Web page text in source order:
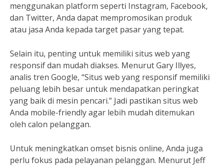
menggunakan platform seperti Instagram, Facebook,
dan Twitter, Anda dapat mempromosikan produk
atau jasa Anda kepada target pasar yang tepat.
Selain itu, penting untuk memiliki situs web yang
responsif dan mudah diakses. Menurut Gary Illyes,
analis tren Google, “Situs web yang responsif memiliki
peluang lebih besar untuk mendapatkan peringkat
yang baik di mesin pencari.” Jadi pastikan situs web
Anda mobile-friendly agar lebih mudah ditemukan
oleh calon pelanggan.
Untuk meningkatkan omset bisnis online, Anda juga
perlu fokus pada pelayanan pelanggan. Menurut Jeff